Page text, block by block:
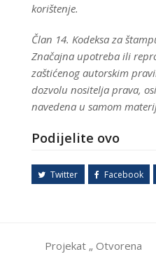
korištenje.
Član 14. Kodeksa za
Značajna upotreba ili
zaštićenog autorskim
dozvolu nositelja prava,
navedena u samom
Podijelite ovo
Twitter Facebook
Projekat „ Otvorena